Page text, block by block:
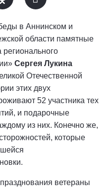
в Аннинском и
области памятные
регионального
Сергея Лукина
Отечественной
этих двух
52 участника тех
и подарочные
из них. Конечно же,
которые
ветераны